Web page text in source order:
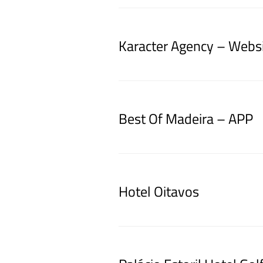
Karacter Agency –
Best Of Madeira – APP
Hotel Oitavos